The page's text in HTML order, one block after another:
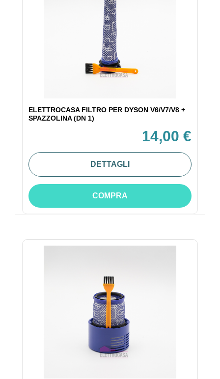
ELETTROCASA FILTRO PER DYSON V6/V7/V8 +
SPAZZOLINA (DN 1)
14,00 €
DETTAGLI
COMPRA